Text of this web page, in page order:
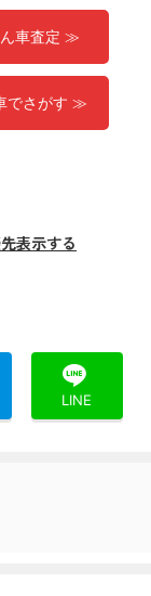
車査定 ≫
でさがす ≫
表示する
LINE